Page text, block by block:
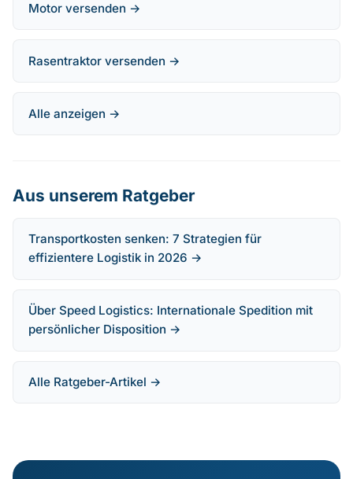
Motor versenden →
Rasentraktor versenden →
Alle anzeigen →
Aus unserem Ratgeber
Transportkosten senken: 7 Strategien für
effizientere Logistik in 2026 →
Über Speed Logistics: Internationale Spedition mit
persönlicher Disposition →
Alle Ratgeber-Artikel →